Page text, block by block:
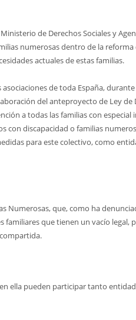
de Derechos Sociales y
numerosas dentro de la reforma
actuales de estas familias.
de toda España,
del anteproyecto de Ley de
a todas las familias con especial
con discapacidad o familias
para este colectivo, como
Numerosas, que, como ha
que tienen un vacío legal,
ella pueden participar tanto